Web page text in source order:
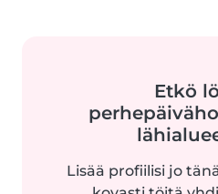
Etkö
Lisää profiilisi jo